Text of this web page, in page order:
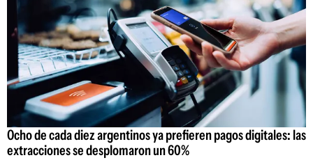
Ocho de cada diez argentinos ya prefieren pagos digitales: las
extracciones se desplomaron un 60%